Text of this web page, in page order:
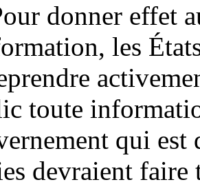
donner effet
les
toute
qui est
devraient faire